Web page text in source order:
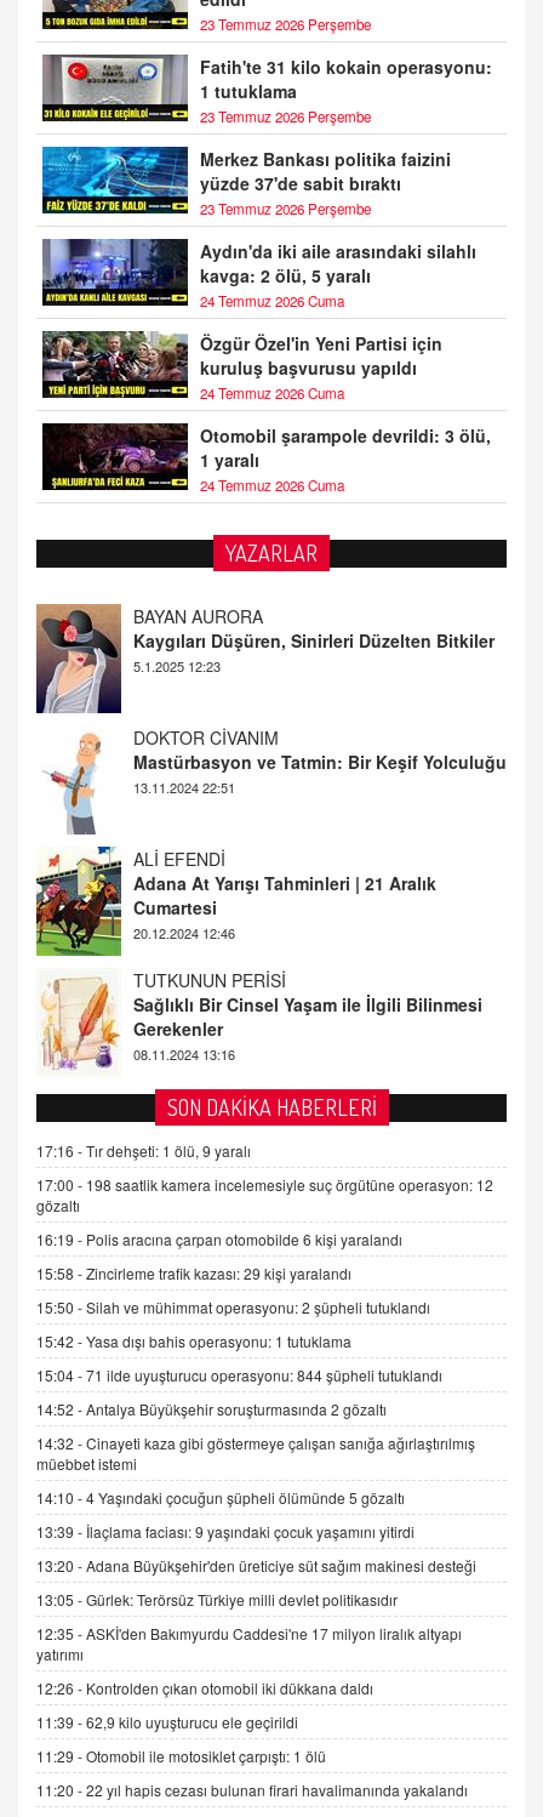
23 Temmuz 2026 Perşembe
Fatih'te 31 kilo kokain operasyonu:
1 tutuklama
23 Temmuz 2026 Perşembe
Merkez Bankası politika faizini
yüzde 37'de sabit bıraktı
23 Temmuz 2026 Perşembe
Aydın'da iki aile arasındaki silahlı
kavga: 2 ölü, 5 yaralı
24 Temmuz 2026 Cuma
Özgür Özel'in Yeni Partisi için
kuruluş başvurusu yapıldı
24 Temmuz 2026 Cuma
Otomobil şarampole devrildi: 3 ölü,
1 yaralı
24 Temmuz 2026 Cuma
YAZARLAR
BAYAN AURORA
Kaygıları Düşüren, Sinirleri Düzelten Bitkiler
DOKTOR CİVANIM
ALİ EFENDİ
20.12.2024 12:46
TUTKUNUN PERİSİ
Sağlıklı Bir Cinsel Yaşam ile İlgili Bilinmesi
08.11.2024 13:16
FARUK ÖNALAN
Tezkere Onaylanmasaydı…
AV. DOĞAN CAN DOĞAN
Kişisel verilerin korunması ve dijital hukukun
gelişimi
15.09.2025 16:17
SEHER EREK
Kış Ayları Geldi, Hangi Önlemler Alınmalı?
9.12.2025 10:11
İNCİ GÜL AKÖL
Trump Keşke Adana'yı da Ziyaret Etse...
06.07.2026 13:00
ADEM AKÖL
Esed Destekçilerinin Yüzüne Vurulan Şamar:
Sednaya
11.12.2024 12:30
DR. EKREM ASLAN
Cümlesinin Peşinden
19.07.2025 12:45
GÖNÜL MENEKŞE
Şifacının Yolu
04.11.2025 12:56
SON DAKİKA HABERLERİ
17:16 -Tır dehşeti: 1 ölü, 9 yaralı
17:00 - 198 saatlik kamera incelemesiyle suç örgütüne operasyon: 12
gözaltı
16:19 - Polis aracına çarpan otomobilde 6 kişi yaralandı
15:58 -Zincirleme trafik kazası: 29 kişi yaralandı
15:50 -Silah ve mühimmat operasyonu: 2 şüpheli tutuklandı
15:42 -Yasa dışı bahis operasyonu: 1 tutuklama
15:04 -71 ilde uyuşturucu operasyonu: 844 şüpheli tutuklandı
14:52 -Antalya Büyükşehir soruşturmasında 2 gözaltı
14:32 -Cinayeti kaza gibi göstermeye çalışan sanığa ağırlaştırılmış
müebbet istemi
14:10 -4 Yaşındaki çocuğun şüpheli ölümünde 5 gözaltı
13:39 - İlaçlama faciası: 9 yaşındaki çocuk yaşamını yitirdi
13:20 -Adana Büyükşehir'den üreticiye süt sağım makinesi desteği
13:05 -Gürlek: Terörsüz Türkiye milli devlet politikasıdır
12:35 -ASKİ'den Bakımyurdu Caddesi'ne 17 milyon liralık altyapı
yatırımı
12:26 - Kontrolden çıkan otomobil iki dükkana daldı
11:39 -62,9 kilo uyuşturucu ele geçirildi
11:29 -Otomobil ile motosiklet çarpıştı: 1 ölü
11:20 -22 yıl hapis cezası bulunan firari havalimanında yakalandı